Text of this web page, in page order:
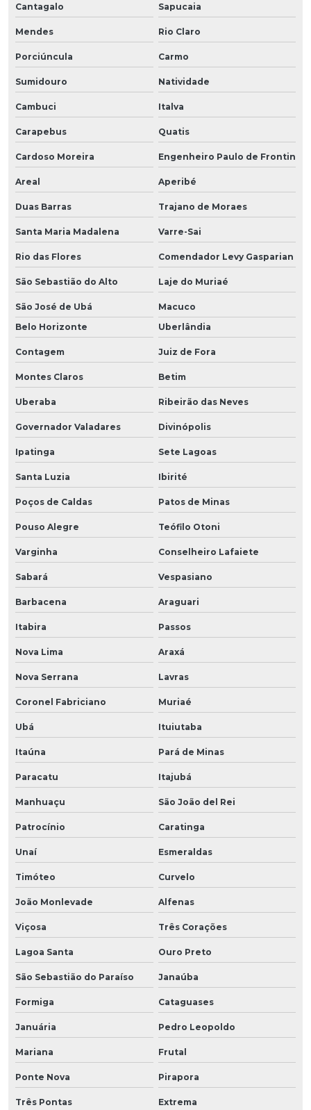
Cantagalo Sapucaia
Mendes Rio Claro
Porciúncula Carmo
Sumidouro Natividade
Cambuci Italva
Carapebus Quatis
Cardoso Moreira Engenheiro Paulo de Frontin
Areal Aperibé
Duas Barras Trajano de Moraes
Santa Maria Madalena Varre-Sai
Rio das Flores Comendador Levy Gasparian
São Sebastião do Alto Laje do Muriaé
São José de Ubá
Macuco
Belo Horizonte
Uberlândia
Contagem Juiz de Fora
Montes Claros Betim
Uberaba Ribeirão das Neves
Governador Valadares Divinópolis
Ipatinga Sete Lagoas
Santa Luzia Ibirité
Poços de Caldas Patos de Minas
Pouso Alegre Teófilo Otoni
Varginha Conselheiro Lafaiete
Sabará Vespasiano
Barbacena Araguari
Itabira Passos
Nova Lima Araxá
Nova Serrana Lavras
Coronel Fabriciano Muriaé
Ubá Ituiutaba
Itaúna Pará de Minas
Paracatu Itajubá
Manhuaçu São João del Rei
Patrocínio Caratinga
Unaí Esmeraldas
Timóteo Curvelo
João Monlevade Alfenas
Viçosa Três Corações
Lagoa Santa Ouro Preto
São Sebastião do Paraíso Janaúba
Formiga Cataguases
Januária Pedro Leopoldo
Mariana Frutal
Ponte Nova Pirapora
Três Pontas Extrema